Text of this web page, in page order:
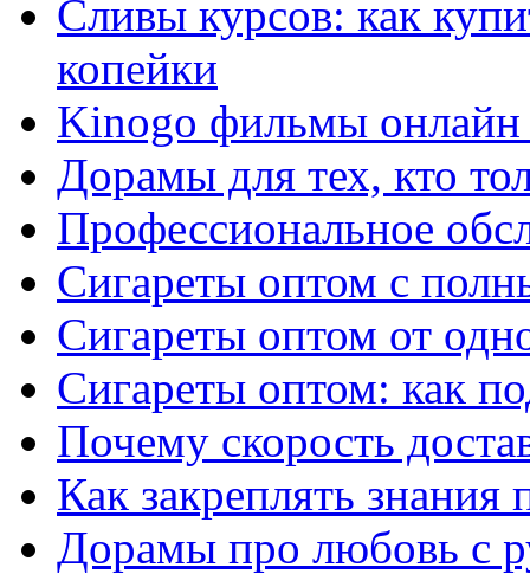
Сливы курсов: как
копейки
Kinogo фильмы онлайн
Дорамы для тех, кто
Профессиональное
Сигареты оптом с
Сигареты оптом от
Сигареты оптом: как
Почему скорость
Как закреплять знания
Дорамы про любовь с